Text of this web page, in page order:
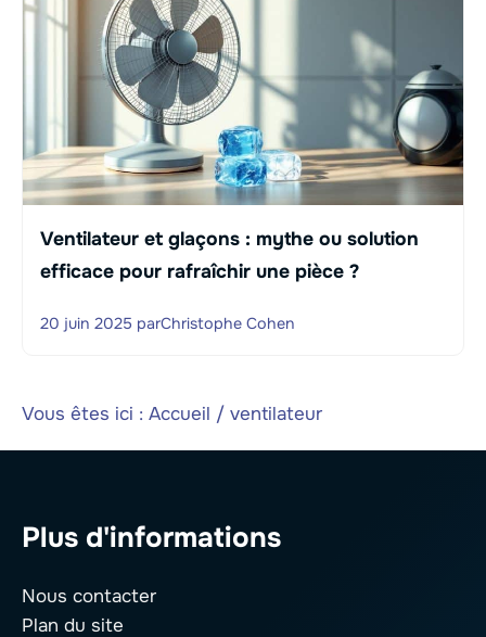
Ventilateur et glaçons : mythe ou solution
efficace pour rafraîchir une pièce ?
20 juin 2025 parChristophe Cohen
Vous êtes ici : Accueil / ventilateur
Plus d'informations
Nous contacter
Plan du site